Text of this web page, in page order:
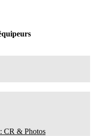
: CR & Photos